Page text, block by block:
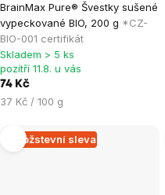
BrainMax Pure® Švestky sušené
vypeckované BIO, 200 g *CZ-
BIO-001 certifikát
hodnocení
produktu
je
0,0
z
5
hvězdiček.
Skladem > 5 ks
pozítří 11.8. u vás
74 Kč
Měrná
37 Kč / 100 g
Množstevní sleva